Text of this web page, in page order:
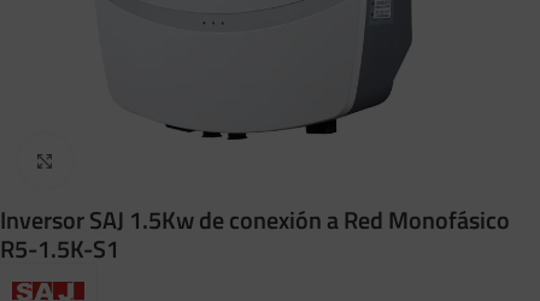
Inversor SAJ 1.5Kw de conexión a Red Monofásico
R5-1.5K-S1